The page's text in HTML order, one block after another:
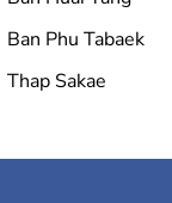
Ban Phu Tabaek
Thap Sakae